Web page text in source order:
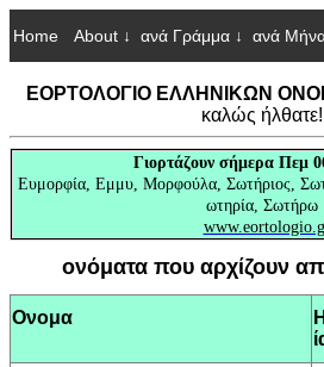
Home About ↓ ανά Γράμμα ↓ ανά
ΕΟΡΤΟΛΟΓΙΟ ΕΛΛΗΝΙΚΩΝ
καλώς
Γιορτάζουν σήμερα Πεμ
Ευμορφία, Εμμυ, Μορφούλα, Σωτήριος,
ωτηρία, Σωτήρω
ονόματα που αρχίζουν
Ονομα